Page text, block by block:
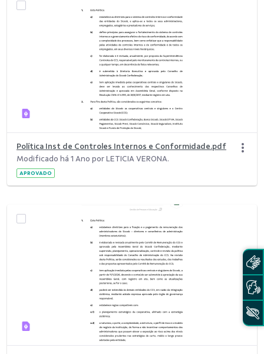
Política Inst de Controles Internos e Conformidade.pdf
Modificado há 1 Ano por LETICIA VERONA.
APROVADO